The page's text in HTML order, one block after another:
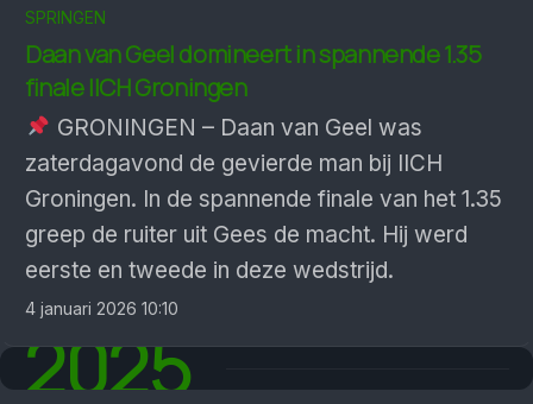
SPRINGEN
Daan van Geel domineert in spannende 1.35
finale IICH Groningen
GRONINGEN – Daan van Geel was
zaterdagavond de gevierde man bij IICH
Groningen. In de spannende finale van het 1.35
greep de ruiter uit Gees de macht. Hij werd
eerste en tweede in deze wedstrijd.
4 januari 2026 10:10
2025